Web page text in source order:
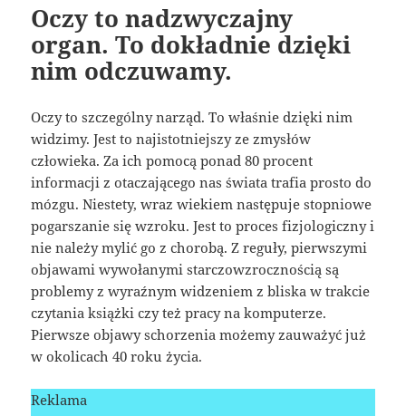
Oczy to nadzwyczajny
organ. To dokładnie dzięki
nim odczuwamy.
Oczy to szczególny narząd. To właśnie dzięki nim
widzimy. Jest to najistotniejszy ze zmysłów
człowieka. Za ich pomocą ponad 80 procent
informacji z otaczającego nas świata trafia prosto do
mózgu. Niestety, wraz wiekiem następuje stopniowe
pogarszanie się wzroku. Jest to proces fizjologiczny i
nie należy mylić go z chorobą. Z reguły, pierwszymi
objawami wywołanymi starczowzrocznością są
problemy z wyraźnym widzeniem z bliska w trakcie
czytania książki czy też pracy na komputerze.
Pierwsze objawy schorzenia możemy zauważyć już
w okolicach 40 roku życia.
Reklama